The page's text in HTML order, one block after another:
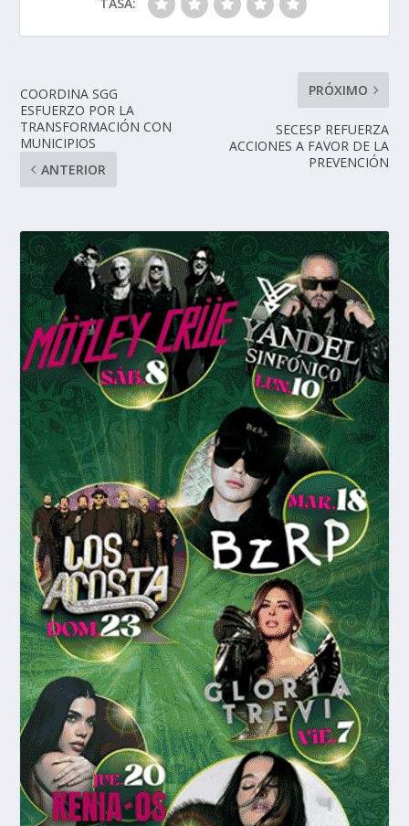
COORDINA SGG
ESFUERZO POR LA
TRANSFORMACIÓN CON
MUNICIPIOS
ANTERIOR
PRÓXIMO
SECESP REFUERZA
ACCIONES A FAVOR DE LA
PREVENCIÓN